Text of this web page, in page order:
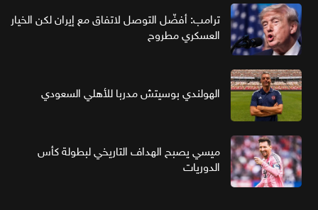
ترامب: أفضّل التوصل لاتفاق مع إيران لكن الخيار
العسكري مطروح
الهولندي بوسيتش مدربا للأهلي السعودي
ميسي يصبح الهداف التاريخي لبطولة كأس
الدوريات